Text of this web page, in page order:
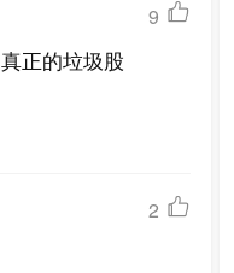
9
正的垃圾股
2